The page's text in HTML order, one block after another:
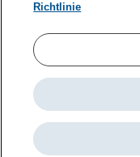
Richtlinie